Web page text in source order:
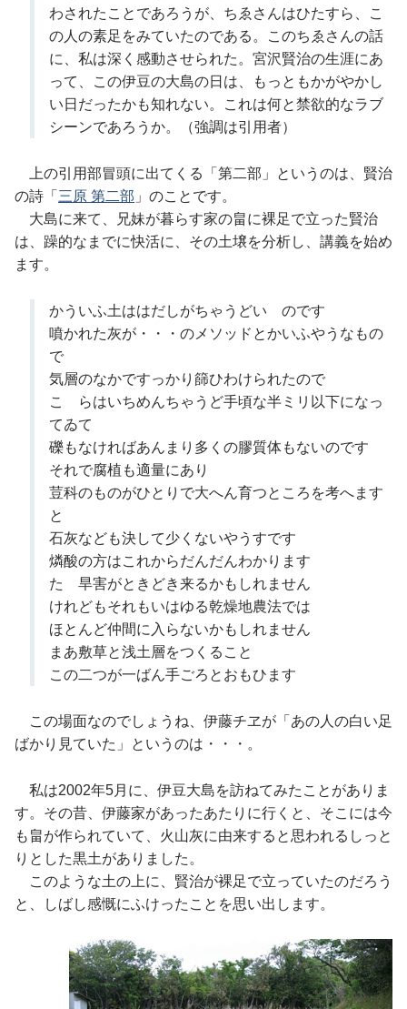
わされたことであろうが、ちゑさんはひたすら、こ
の人の素足をみていたのである。このちゑさんの話
に、私は深く感動させられた。宮沢賢治の生涯にあ
って、この伊豆の大島の日は、もっともかがやかし
い日だったかも知れない。これは何と禁欲的なラブ
シーンであろうか。（強調は引用者）
上の引用部冒頭に出てくる「第二部」というのは、賢治
の詩「 三原 第二部 」のことです。
大島に来て、兄妹が暮らす家の畠に裸足で立った賢治
は、躁的なまでに快活に、その土壌を分析し、講義を始め
ます。
かういふ土ははだしがちゃうどいゝのです
噴かれた灰が・・・のメソッドとかいふやうなもの
で
気層のなかですっかり篩ひわけられたので
こゝらはいちめんちゃうど手頃な半ミリ以下になっ
てゐて
礫もなければあんまり多くの膠質体もないのです
それで腐植も適量にあり
荳科のものがひとりで大へん育つところを考へます
と
石灰なども決して少くないやうすです
燐酸の方はこれからだんだんわかります
たゞ旱害がときどき来るかもしれません
けれどもそれもいはゆる乾燥地農法では
ほとんど仲間に入らないかもしれません
まあ敷草と浅土層をつくること
この二つが一ばん手ごろとおもひます
この場面なのでしょうね、伊藤チヱが「あの人の白い足
ばかり見ていた」というのは・・・。
私は2002年5月に、伊豆大島を訪ねてみたことがありま
す。その昔、伊藤家があったあたりに行くと、そこには今
も畠が作られていて、火山灰に由来すると思われるしっと
りとした黒土がありました。
このような土の上に、賢治が裸足で立っていたのだろう
と、しばし感慨にふけったことを思い出します。